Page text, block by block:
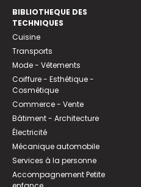
BIBLIOTHEQUE DES
TECHNIQUES
Cuisine
Transports
Mode - Vêtements
Coiffure - Esthétique -
Cosmétique
Commerce - Vente
Bâtiment - Architecture
Électricité
Mécanique automobile
Services à la personne
Accompagnement Petite